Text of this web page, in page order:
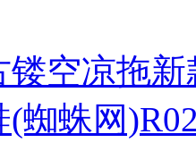
镂空凉拖
蜘蛛网